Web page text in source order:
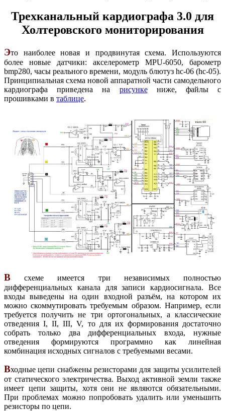
Трехканальный кардиографа 3.0 для
Холтеровского мониторирования
Это наиболее новая и продвинутая схема. Используются
более новые датчики: акселерометр MPU-6050, барометр
bmp280, часы реального времени, модуль блютуз hc-06 (hc-05).
Принципиальная схема новой аппаратной части самодельного
кардиографа приведена на рисункениже, файлы с
прошивками в таблице.
В схеме имеется три независимых полностью
дифференциальных канала для записи кардиосигнала. Все
входы выведены на один входной разъём, на котором их
можно скоммутировать требуемым образом. Например, если
требуется получить не три ортогональных, а классические
отведения I, II, III, V, то для их формирования достаточно
собрать только два дифференциальных входа, нужные
отведения формируются программно как линейная
комбинация исходных сигналов с требуемыми весами.
Входные цепи снабжены резисторами для защиты усилителей
от статического электричества. Выход активной земли также
имеет цепи защиты, хотя они не являются обязательными.
При проблемах можно попробовать удалить или уменьшить
резисторы по цепи.